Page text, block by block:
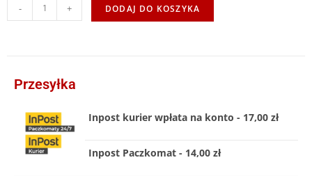
- + DODAJ DO KOSZYKA
Przesyłka
Inpost kurier wpłata na konto - 17,00 zł
Inpost Paczkomat - 14,00 zł